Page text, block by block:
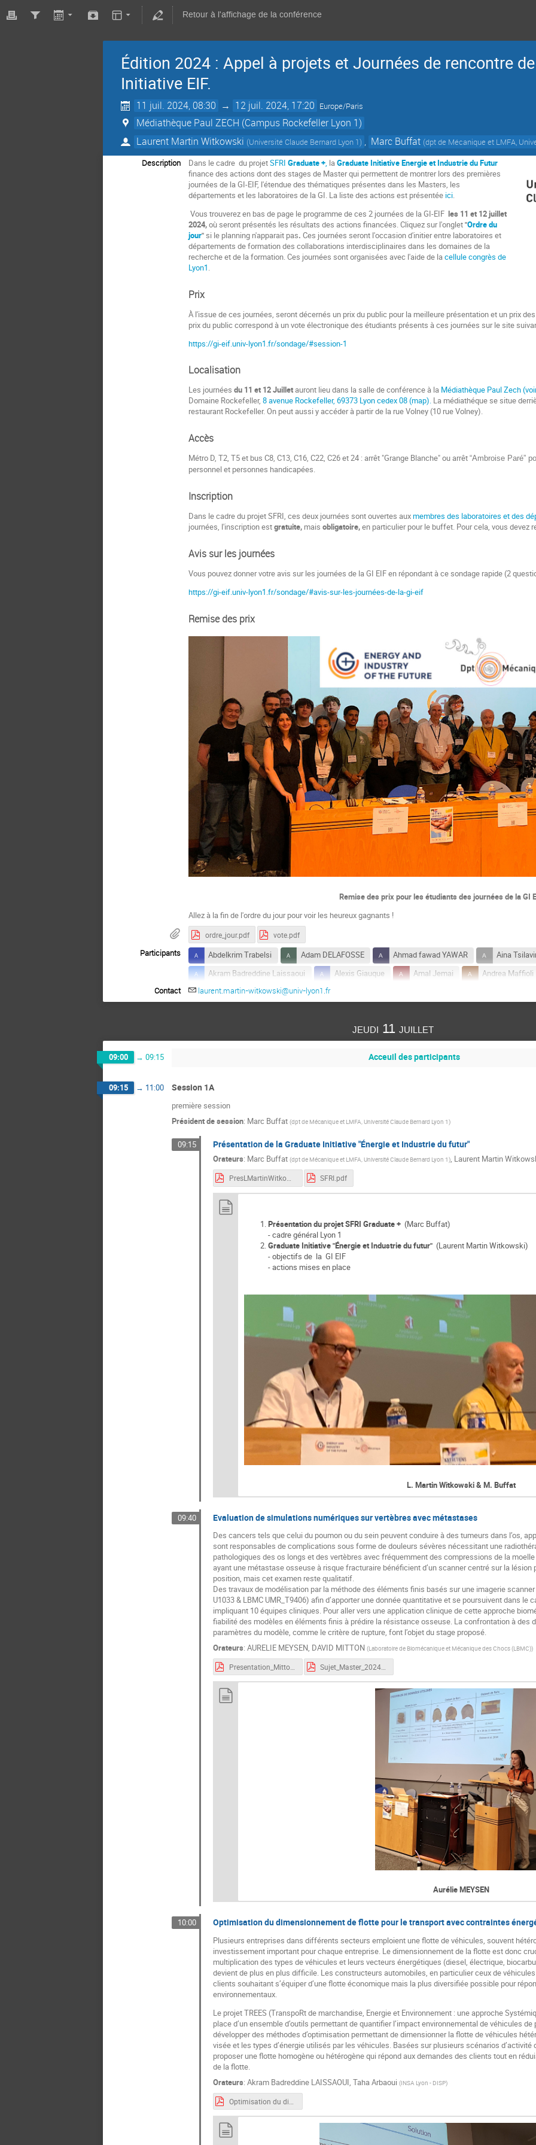
Retour à l'affichage de la conférence
Édition 2024 : Appel à projets et Journées de rencontre
Initiative EIF.
11 juil. 2024, 08:30 → 12 juil. 2024, 17:20 Europe/Paris
Médiathèque Paul ZECH (Campus Rockefeller Lyon 1)
Laurent Martin Witkowski (Université Claude Bernard Lyon 1) , Marc Buffat (dpt de Mécanique et LMFA,
Description Dans lecadre du projetSFRIGraduate + laGraduate Initiative Energie et Industrie du Futur
finance des actions dont des stages de Master qui permettent de montrer lors des premières
journées de la GI-EIF, l'étendue des thématiques présentes dans les Masters, les
départements et les laboratoires de la GI. La liste des actions est présentée ici
Vous trouverez en bas de page le programme de ces 2 journées de la GI-EIFles 11 et 12 juillet
2024,où seront présentés les résultats des actions financées. Cliquez sur l'onglet"Ordre du
jour"si le planning n'apparait pas.Ces journées seront l'occasion d'initier entre laboratoires et
départements de formation des collaborations interdisciplinaires dans les domaines de la
recherche et de la formation. Ces journées sont organisées avec l'aide de lacellule congrès de
Lyon1.
Prix
À l'issue de ces journées, seront décernés un prix du public pour la meilleure présentation et un prix
prix du public correspond à un vote électronique des étudiants présents à ces journées sur le site
https://gi-eif.univ-lyon1.fr/sondage/#session-1
Localisation
Les journéesdu 11 et 12 Juilletauront lieu dans la salle de conférence à la Médiathèque Paul Zech
Domaine Rockefeller,8 avenue Rockefeller, 69373 Lyon cedex 08 (map). La médiathéque se situe
restaurant Rockefeller. On peut aussi y accéder à partir de la rue Volney (10 rue Volney).
Accès
Métro D, T2, T5 et bus C8, C13, C16, C22, C26 et 24 : arrêt "Grange Blanche" ou arrêt“Ambroise Paré”
personnel et personnes handicapées.
Inscription
Dans le cadre du projet SFRI, ces deux journées sont ouvertes auxmembres des laboratoires et des
journées, l'inscription estgratuite, maisobligatoire,en particulier pour le buffet. Pour cela, vous
Avis sur les journées
Vous pouvez donner votre avis sur les journées de la GI EIF en répondant à ce sondage rapide (2
https://gi-eif.univ-lyon1.fr/sondage/#avis-sur-les-journées-de-la-gi-eif
Remise des prix
Remise des prix pour les étudiants des journées de la GI
Allez à la fin de l'ordre du jour pour voir les heureux gagnants !
ordre_jour.pdf vote.pdf
Participants Abdelkrim Trabelsi Adam DELAFOSSE Ahmad fawad YAWAR
Aina
Akram Badreddine Laissaoui
Alexis Giauque Amal Jemai
Andrea Maffioli
Antoine CIZERON
Aron Gabor
Damien TROMEUR-DERVOUT
HELENE SCOLAN
JURKIEWIEZ Bruno
Marc Brustolin
Marc Buffat Maryam ERRAJI Matthieu GUILLOT
MELISSA KHAROUNE
Mouaad SRIHOU NAIMA DEBIT
Noëlie DI CESARE
Om Roy Philippe LOMBARD
Princesse AGBENDA
Richard Brédy
samuel vercraene
Sébastien HENRY
Taha Arbaoui Tanguy Simon Vincent Cheutet
ZARA Stivane Rojers
Contact laurent.martin-witkowski@univ-lyon1.fr
jeudi 11 juillet
09:00 → 09:15 Acceuil des participants
09:15 → 11:00 Session 1A
première session
Président de session: Marc Buffat (dpt de Mécanique et LMFA, Université Claude Bernard Lyon 1)
09:15 Présentation de la Graduate Initiative "Énergie et Industrie du futur"
Orateurs: Marc Buffat (dpt de Mécanique et LMFA, Université Claude Bernard Lyon 1), Laurent Martin
PresLMartinWitkowski.pdf SFRI.pdf
Présentation du projet SFRI Graduate + (Marc Buffat)
- cadre général Lyon 1
Graduate Initiative "Énergie et Industrie du futur" (Laurent Martin Witkowski)
- objectifs de la GI EIF
- actions mises en place
L. Martin Witkowski & M. Buffat
09:40 Evaluation de simulations numériques sur vertèbres avec métastases
Des cancers tels que celui du poumon ou du sein peuvent conduire à des tumeurs dans l’os,
sont responsables de complications sous forme de douleurs sévères nécessitant une
pathologiques des os longs et des vertèbres avec fréquemment des compressions de la
ayant une métastase osseuse à risque fracturaire bénéficient d’un scanner centré sur la
position, mais cet examen reste qualitatif.
Des travaux de modélisation par la méthode des éléments finis basés sur une imagerie
U1033 & LBMC UMR_T9406) afin d’apporter une donnée quantitative et se poursuivent dans le
impliquant 10 équipes cliniques. Pour aller vers une application clinique de cette approche
fiabilité des modèles en éléments finis à prédire la résistance osseuse. La confrontation à des
paramètres du modèle, comme le critère de rupture, font l’objet du stage proposé.
Orateurs: AURELIE MEYSEN, DAVID MITTON (Laboratoire de Biomécanique et Mécanique des Chocs (LBMC))
Presentation_Mitton_Meysen.pdf
Aurélie MEYSEN
10:00 Optimisation du dimensionnement de flotte pour le transport avec contraintes
Plusieurs entreprises dans différents secteurs emploient une flotte de véhicules, souvent
investissement important pour chaque entreprise. Le dimensionnement de la flotte est donc
multiplication des types de véhicules et leurs vecteurs énergétiques (diesel, électrique,
devient de plus en plus difficile. Les constructeurs automobiles, en particulier ceux de
clients souhaitant s’équiper d’une flotte économique mais la plus diversifiée possible pour
environnementaux.
Le projet TREES (TranspoRt de marchandise, Energie et Environnement : une approche
place d’un ensemble d’outils permettant de quantifier l’impact environnemental de véhicules
développer des méthodes d’optimisation permettant de dimensionner la flotte de véhicules
visée et les types d’énergie utilisés par les véhicules. Basées sur plusieurs scénarios
proposer une flotte homogène ou hétérogène qui répond aux demandes des clients tout en
de la flotte.
Orateurs: Akram Badreddine LAISSAOUI, Taha Arbaoui (INSA Lyon - DISP)